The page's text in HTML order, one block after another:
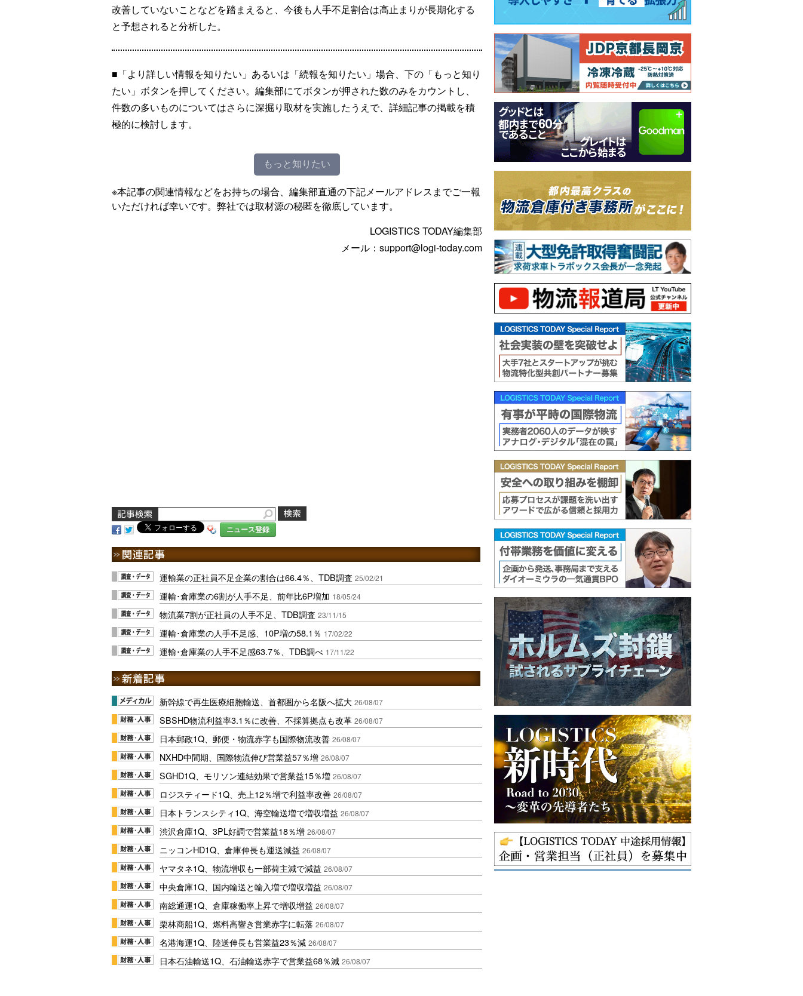
改善していないことなどを踏まえると、今後も人手不足割合は高止まりが長期化する
と予想されると分析した。
■「より詳しい情報を知りたい」あるいは「続報を知りたい」場合、下の「もっと知り
たい」ボタンを押してください。編集部にてボタンが押された数のみをカウントし、
件数の多いものについてはさらに深掘り取材を実施したうえで、詳細記事の掲載を積
極的に検討します。
もっと知りたい
※本記事の関連情報などをお持ちの場合、編集部直通の下記メールアドレスまでご一報
いただければ幸いです。弊社では取材源の秘匿を徹底しています。
LOGISTICS TODAY編集部
メール：support@logi-today.com
ニュース登録
運輸業の正社員不足企業の割合は66.4％、TDB調査 25/02/21
運輸･倉庫業の6割が人手不足、前年比6P増加 18/05/24
物流業7割が正社員の人手不足、TDB調査 23/11/15
運輸･倉庫業の人手不足感、10P増の58.1％ 17/02/22
運輸･倉庫業の人手不足感63.7％、TDB調べ 17/11/22
新幹線で再生医療細胞輸送、首都圏から名阪へ拡大 26/08/07
SBSHD物流利益率3.1％に改善、不採算拠点も改革 26/08/07
日本郵政1Q、郵便・物流赤字も国際物流改善 26/08/07
NXHD中間期、国際物流伸び営業益57％増 26/08/07
SGHD1Q、モリソン連結効果で営業益15％増 26/08/07
ロジスティード1Q、売上12％増で利益率改善 26/08/07
日本トランスシティ1Q、海空輸送増で増収増益 26/08/07
渋沢倉庫1Q、3PL好調で営業益18％増 26/08/07
ニッコンHD1Q、倉庫伸長も運送減益 26/08/07
ヤマタネ1Q、物流増収も一部荷主減で減益 26/08/07
中央倉庫1Q、国内輸送と輸入増で増収増益 26/08/07
南総通運1Q、倉庫稼働率上昇で増収増益 26/08/07
栗林商船1Q、燃料高響き営業赤字に転落 26/08/07
名港海運1Q、陸送伸長も営業益23％減 26/08/07
日本石油輸送1Q、石油輸送赤字で営業益68％減 26/08/07